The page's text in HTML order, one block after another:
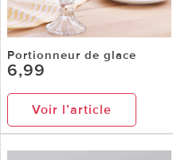
Portionneur de glace
6,99
Voir l’article